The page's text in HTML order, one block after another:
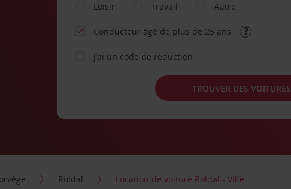
Loisir
Travail Autre
Conducteur âgé de plus de 25 ans
J’ai un code de réduction
TROUVER DES VOITURES
Roldal Location de voiture Røldal - Ville